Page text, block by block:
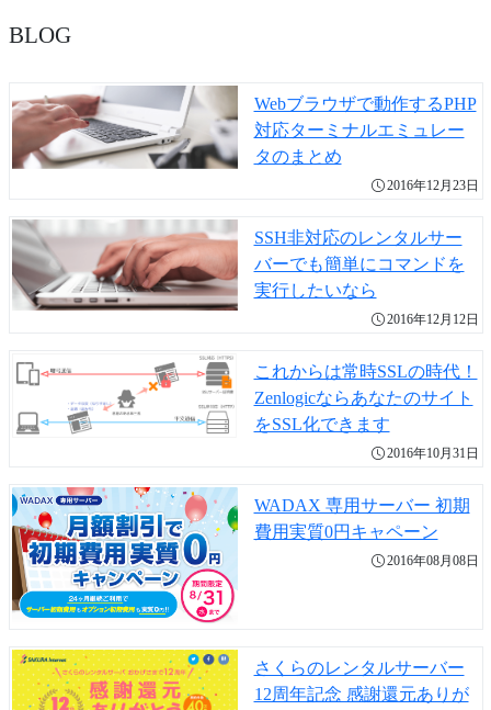
BLOG
Webブラウザで動作するPHP
対応ターミナルエミュレー
タのまとめ
2016年12月23日
SSH非対応のレンタルサー
バーでも簡単にコマンドを
実行したいなら
2016年12月12日
これからは常時SSLの時代！
Zenlogicならあなたのサイト
をSSL化できます
2016年10月31日
WADAX 専用サーバー 初期
費用実質0円キャペーン
2016年08月08日
さくらのレンタルサーバー
12周年記念 感謝還元ありが